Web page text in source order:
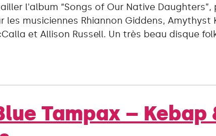
l'album “Songs of Our Native Daughters”,
les musiciennes Rhiannon Giddens, Amythyst
et Allison Russell. Un très beau disque
Tampax – Kebap